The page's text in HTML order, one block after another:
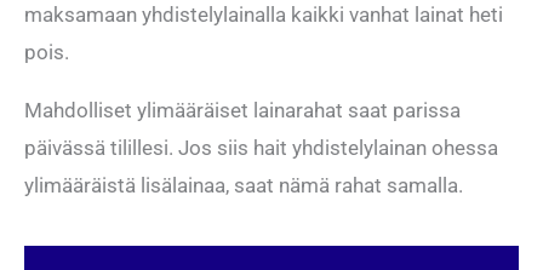
maksamaan yhdistelylainalla kaikki vanhat lainat heti
pois.
Mahdolliset ylimääräiset lainarahat saat parissa
päivässä tilillesi. Jos siis hait yhdistelylainan ohessa
ylimääräistä lisälainaa, saat nämä rahat samalla.